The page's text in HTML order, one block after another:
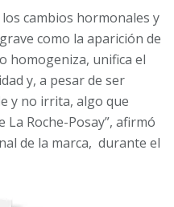
cambios hormonales y
como la aparición de
homogeniza, unifica el
y, a pesar de ser
y no irrita, algo que
Roche-Posay”, afirmó
de la marca, durante el